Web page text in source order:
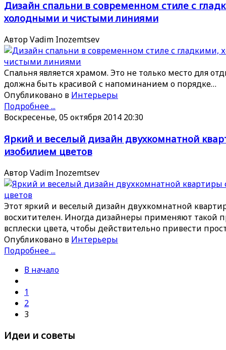
Дизайн спальни в современном стиле с
холодными и чистыми линиями
Автор Vadim Inozemtsev
Спальня является храмом. Это не только место для
должна быть красивой с напоминанием о порядке…
Опубликовано в Интерьеры
Подробнее ...
Воскресенье, 05 октября 2014 20:30
Яркий и веселый дизайн двухкомнатной
изобилием цветов
Автор Vadim Inozemtsev
Этот яркий и веселый дизайн двухкомнатной
восхитителен. Иногда дизайнеры применяют такой
всплески цвета, чтобы действительно привести
Опубликовано в Интерьеры
Подробнее ...
В начало
1
2
3
Идеи и советы